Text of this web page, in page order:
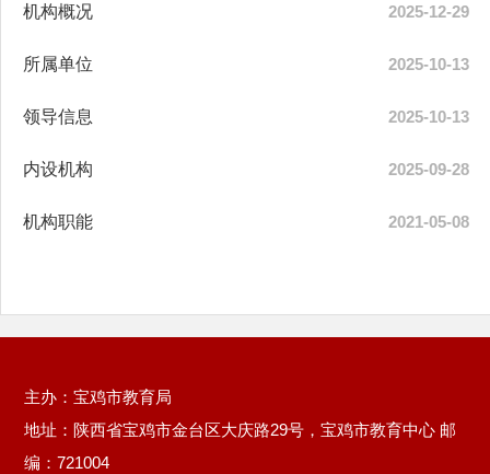
机构概况 2025-12-29
所属单位 2025-10-13
领导信息 2025-10-13
内设机构 2025-09-28
机构职能 2021-05-08
主办：宝鸡市教育局
地址：陕西省宝鸡市金台区大庆路29号，宝鸡市教育中心 邮
编：721004